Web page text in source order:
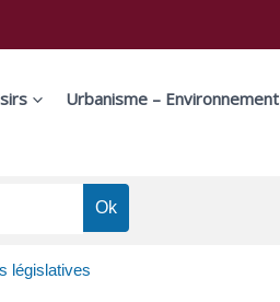
Urbanisme – Environnement
législatives